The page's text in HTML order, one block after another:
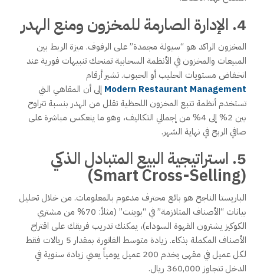
4. الإدارة الصارمة للمخزون ومنع الهدر
المخزون الراكد هو “سيولة مجمدة” على الرفوف. ميزة الربط بين
المبيعات والمخزون في الأنظمة السحابية تمنحك تنبيهات فورية عند
انخفاض مستويات الحليب أو الحبوب. تشير أرقام
Modern Restaurant Management إلى أن المقاهي التي
تستخدم أنظمة تتبع المخزون اللحظية تقلل من الهدر بنسبة تتراوح
بين 2% إلى 4% من إجمالي التكاليف، وهو ما ينعكس مباشرة على
صافي الربح في نهاية الشهر.
5. استراتيجية البيع المتبادل الذكي
(Smart Cross-Selling)
الباريستا الناجح هو بائع محترف مدعوم بالمعلومات. من خلال تحليل
بيانات “الأصناف المتلازمة” في “بوينت” (مثلاً: 70% من مشتري
الكوكيز يشترون القهوة السوداء)، يمكنك تدريب فريقك على اقتراح
الأصناف المكملة بذكاء. زيادة متوسط الفاتورة بمقدار 5 ريالات فقط
لكل عميل في مقهى يخدم 200 عميل يومياً يعني زيادة سنوية في
الدخل تتجاوز 360,000 ريال.